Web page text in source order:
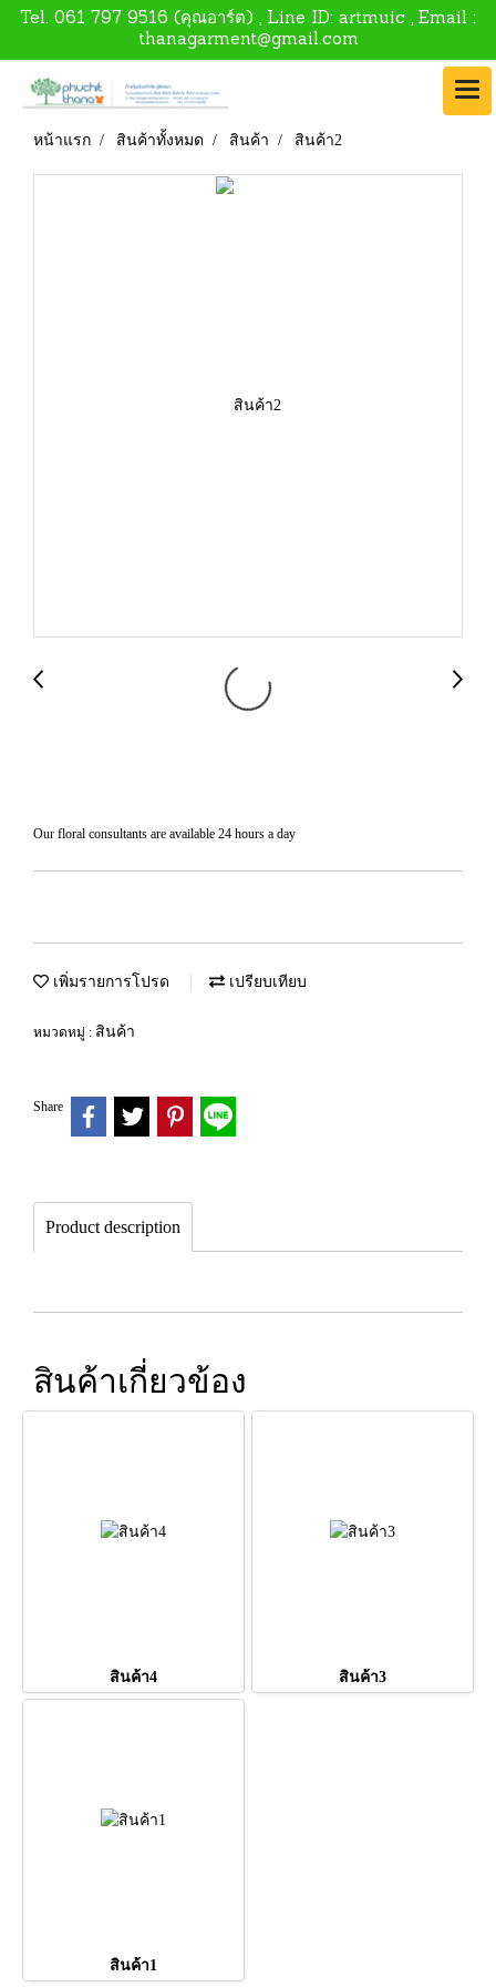
Tel. 061 797 9516 (คุณอาร์ต) , Line ID: artmuic , Email :
thanagarment@gmail.com
หน้าแรก สินค้าทั้งหมด สินค้า สินค้า2
Our floral consultants are available 24 hours a day
เพิ่มรายการโปรด เปรียบเทียบ
หมวดหมู่ : สินค้า
Share
Product description
สินค้าเกี่ยวข้อง
สินค้า4 สินค้า3
สินค้า1